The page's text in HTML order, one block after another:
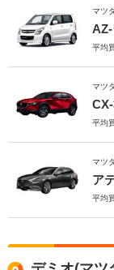
マツ
平均
マツ
平均
マツ
ア
平均